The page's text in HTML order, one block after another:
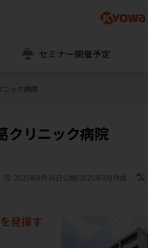
セミナー開催予定
ニック病院
クリニック病院
2025年9月16日公開/2025年9月作成
発揮す